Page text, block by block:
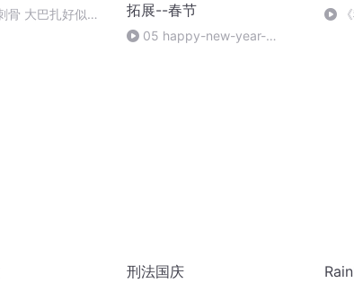
骨 大巴扎好似温
拓展--春节
05 happy-new-year-
刑法国庆